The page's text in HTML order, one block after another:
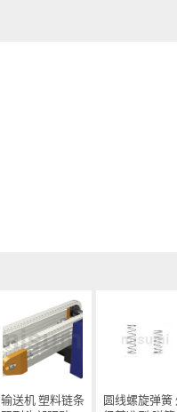
输送机 塑料链条
圆线螺旋弹簧 外